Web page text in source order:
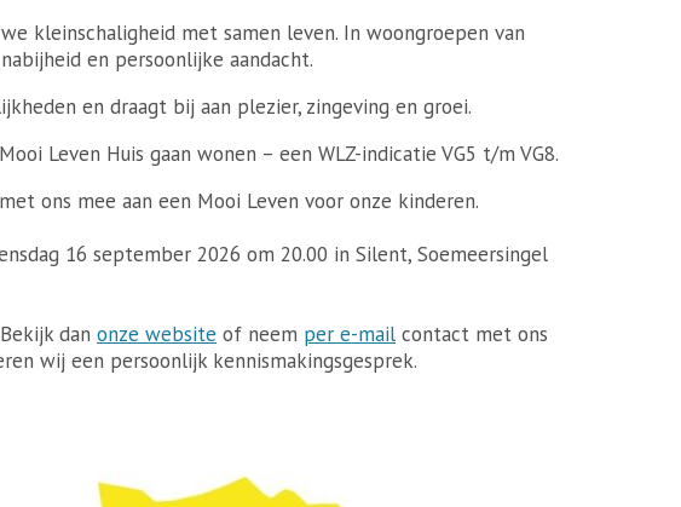
kleinschaligheid met samen leven. In woongroepen van
en persoonlijke aandacht.
en draagt bij aan plezier, zingeving en groei.
Leven Huis gaan wonen – een WLZ-indicatie VG5 t/m VG8.
ons mee aan een Mooi Leven voor onze kinderen.
16 september 2026 om 20.00 in Silent, Soemeersingel
dan onze website of neem per e-mail contact met ons
wij een persoonlijk kennismakingsgesprek.